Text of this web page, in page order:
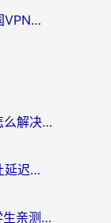
海外华人必看：如何选对华人回国VPN，无缝刷国内剧、玩手游？
世界Online海外服务器链接失败怎么解决？告别卡顿延迟，海外玩国服游戏的正确打开方式
澳大利亚怎么玩荣耀全明星？别让延迟毁了你的连招！海外党专属加速攻略
在欧洲怎么玩300英雄手游？留学生亲测有效的国服游戏加速指南